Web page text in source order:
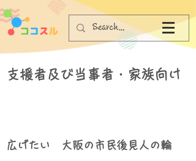
支援者及び当事者・家族向け
広げたい 大阪の市民後見人の輪